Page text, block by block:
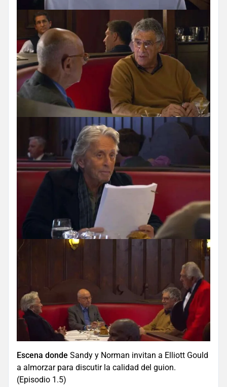
Escena donde Sandy y Norman invitan a Elliott Gould
a almorzar para discutir la calidad del guion.
(Episodio 1.5)